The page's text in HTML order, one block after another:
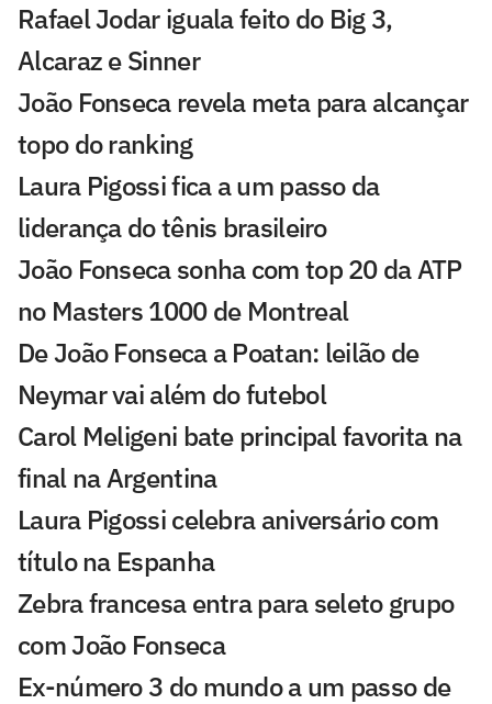
Rafael Jodar iguala feito do Big 3,
Alcaraz e Sinner
João Fonseca revela meta para alcançar
topo do ranking
Laura Pigossi fica a um passo da
liderança do tênis brasileiro
João Fonseca sonha com top 20 da ATP
no Masters 1000 de Montreal
De João Fonseca a Poatan: leilão de
Neymar vai além do futebol
Carol Meligeni bate principal favorita na
final na Argentina
Laura Pigossi celebra aniversário com
título na Espanha
Zebra francesa entra para seleto grupo
com João Fonseca
Ex-número 3 do mundo a um passo de